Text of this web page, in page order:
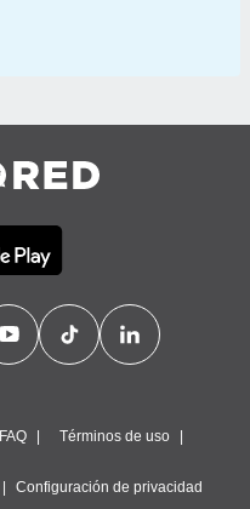
FAQ Términos de uso
Configuración de privacidad